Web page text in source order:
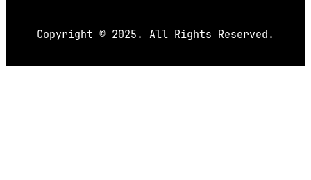
Copyright © 2025. All Rights Reserved.